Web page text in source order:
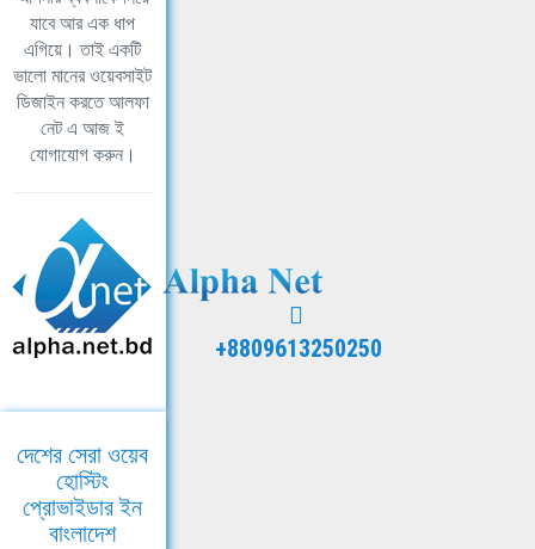
যাবে আর এক ধাপ
এগিয়ে। তাই একটি
ভালো মানের ওয়েবসাইট
ডিজাইন করতে আলফা
নেট এ আজ ই
যোগাযোগ করুন।
+8809613250250
দেশের সেরা ওয়েব
হোস্টিং
প্রোভাইডার ইন
বাংলাদেশ